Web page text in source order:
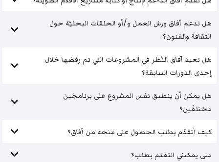
هل تدعم آفاق ورش العمل و/أو الحلقات البحثيّة حول
الثقافة والفنون؟
هل تعيد آفاق النّظر في المشروعات التي تم رفضها خلال
إحدى الدورات السابقة؟
هل يمكن أن ينطبق نفس المشروع على برنامجَين
مختلفَين؟
كيف أتقدّم بطلب الحصول على منحة من آفاق؟
متى يمكنني التقدم بطلب؟